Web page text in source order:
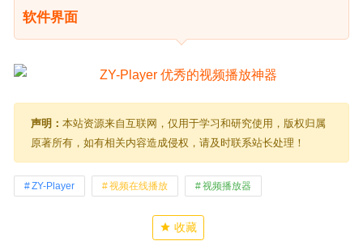
软件界面
声明： 本站资源来自互联网，仅用于学习和研究使用，版权归属
原著所有，如有相关内容造成侵权，请及时联系站长处理！
ZY-Player 视频在线播放 视频播放器
收藏